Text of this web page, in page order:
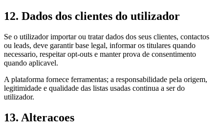
12. Dados dos clientes do utilizador
Se o utilizador importar ou tratar dados dos seus clientes, contactos
ou leads, deve garantir base legal, informar os titulares quando
necessario, respeitar opt-outs e manter prova de consentimento
quando aplicavel.
A plataforma fornece ferramentas; a responsabilidade pela origem,
legitimidade e qualidade das listas usadas continua a ser do
utilizador.
13. Alteracoes